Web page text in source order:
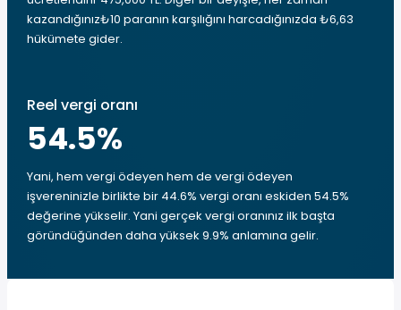
kazandığınız₺10 paranın karşılığını harcadığınızda ₺6,63
hükümete gider.
Reel vergi oranı
54.5%
Yani, hem vergi ödeyen hem de vergi ödeyen
işvereninizle birlikte bir 44.6% vergi oranı eskiden 54.5%
değerine yükselir. Yani gerçek vergi oranınız ilk başta
göründüğünden daha yüksek 9.9% anlamına gelir.